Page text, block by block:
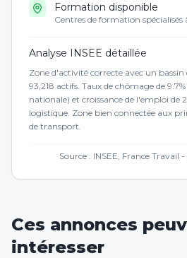
Formation disponible
Centres de formation
Analyse INSEE détaillée
Zone d'activité correcte avec un
93,218 actifs. Taux de chômage de
nationale) et croissance de l'emploi de
logistique. Zone bien connectée aux
de transport.
Source : INSEE, France Travail
Ces annonces
intéresser